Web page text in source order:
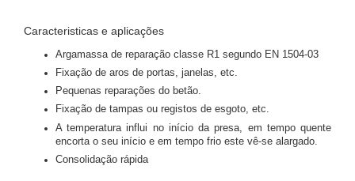
Caracteristicas e aplicações
Argamassa de reparação classe R1 segundo EN 1504-03
Fixação de aros de portas, janelas, etc.
Pequenas reparações do betão.
Fixação de tampas ou registos de esgoto, etc.
A temperatura influi no início da presa, em tempo quente
encorta o seu início e em tempo frio este vê-se alargado.
Consolidação rápida